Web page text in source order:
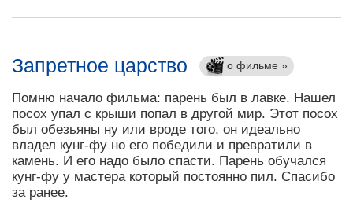
Запретное царство о фильме »
Помню начало фильма: парень был в лавке. Нашел
посох упал с крыши попал в другой мир. Этот посох
был обезьяны ну или вроде того, он идеально
владел кунг-фу но его победили и превратили в
камень. И его надо было спасти. Парень обучался
кунг-фу у мастера который постоянно пил. Спасибо
за ранее.